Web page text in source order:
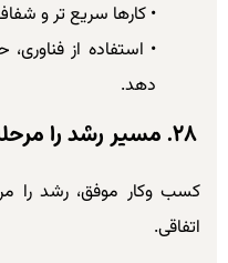
• کارها سریع تر و
• استفاده از
دهد.
کسب وکار موفق، رشد را
اتفاقی.